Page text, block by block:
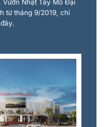
Nhật Tây Mỗ Đại
từ tháng 9/2019, chỉ